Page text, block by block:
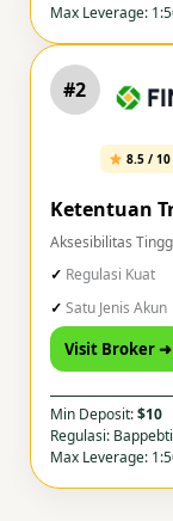
Max Leverage:
#2
8.5 / 10
Ketentuan
Aksesibilitas
Regulasi Kuat
Satu Jenis Akun
Visit Broker ➜
Min Deposit:$10
Regulasi:
Max Leverage: